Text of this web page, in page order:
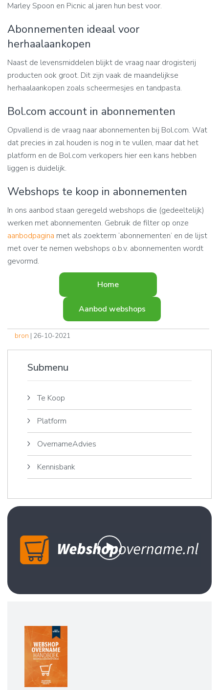
Marley Spoon en Picnic al jaren hun best voor.
Abonnementen ideaal voor
herhaalaankopen
Naast de levensmiddelen blijkt de vraag naar drogisterij
producten ook groot. Dit zijn vaak de maandelijkse
herhaalaankopen zoals scheermesjes en tandpasta.
Bol.com account in abonnementen
Opvallend is de vraag naar abonnementen bij Bol.com. Wat
dat precies in zal houden is nog in te vullen, maar dat het
platform en de Bol.com verkopers hier een kans hebben
liggen is duidelijk.
Webshops te koop in abonnementen
In ons aanbod staan geregeld webshops die (gedeeltelijk)
werken met abonnementen. Gebruik de filter op onze
aanbodpagina met als zoekterm ‘abonnementen’ en de lijst
met over te nemen webshops o.b.v. abonnementen wordt
gevormd.
Home
Aanbod webshops
bron | 26-10-2021
Submenu
Te Koop
Platform
OvernameAdvies
Kennisbank